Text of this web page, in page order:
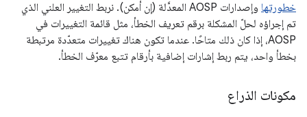
خطورتها
وإصدارات AOSP المعدَّلة (إن أمكن). نربط التغيير العلني الذي
تم إجراؤه لحلّ المشكلة برقم تعريف الخطأ، مثل قائمة التغييرات في
AOSP، إذا كان ذلك متاحًا. عندما تكون هناك تغييرات متعدّدة مرتبطة
بخطأ واحد، يتم ربط إشارات إضافية بأرقام تتبع معرّف الخطأ.
مكونات الذراع